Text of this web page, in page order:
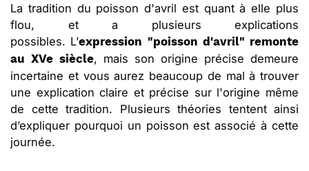
La tradition du poisson d'avril est quant à elle plus
flou, et a plusieurs explications
possibles. L’expression "poisson d'avril" remonte
au XVe siècle, mais son origine précise demeure
incertaine et vous aurez beaucoup de mal à trouver
une explication claire et précise sur l'origine même
de cette tradition. Plusieurs théories tentent ainsi
d’expliquer pourquoi un poisson est associé à cette
journée.